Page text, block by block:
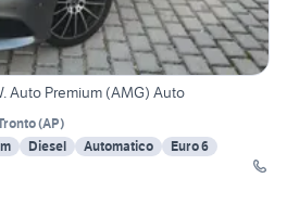
Auto Premium (AMG) Auto
(AP)
Diesel Automatico
Euro 6